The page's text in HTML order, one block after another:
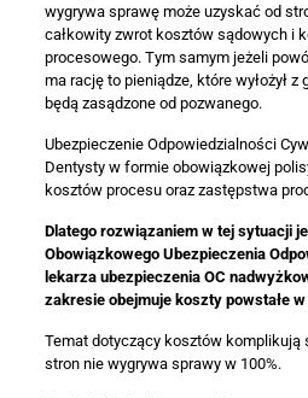
wygrywa sprawę może uzyskać od
całkowity zwrot kosztów sądowych i
procesowego. Tym samym jeżeli
ma rację to pieniądze, które wyłożył
będą zasądzone od pozwanego.
Ubezpieczenie Odpowiedzialności
Dentysty w formie obowiązkowej
kosztów procesu oraz zastępstwa
Dlatego rozwiązaniem w tej sytuacji
Obowiązkowego Ubezpieczenia
lekarza ubezpieczenia OC
zakresie obejmuje koszty powstałe
Temat dotyczący kosztów komplikują
stron nie wygrywa sprawy w 100%.